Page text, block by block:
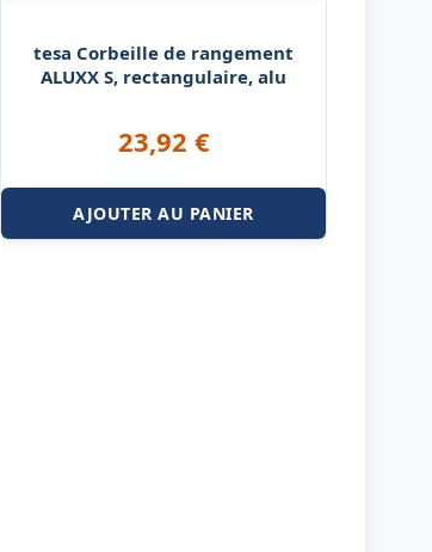
tesa Corbeille de rangement
ALUXX S, rectangulaire, alu
23,92 €
AJOUTER AU PANIER